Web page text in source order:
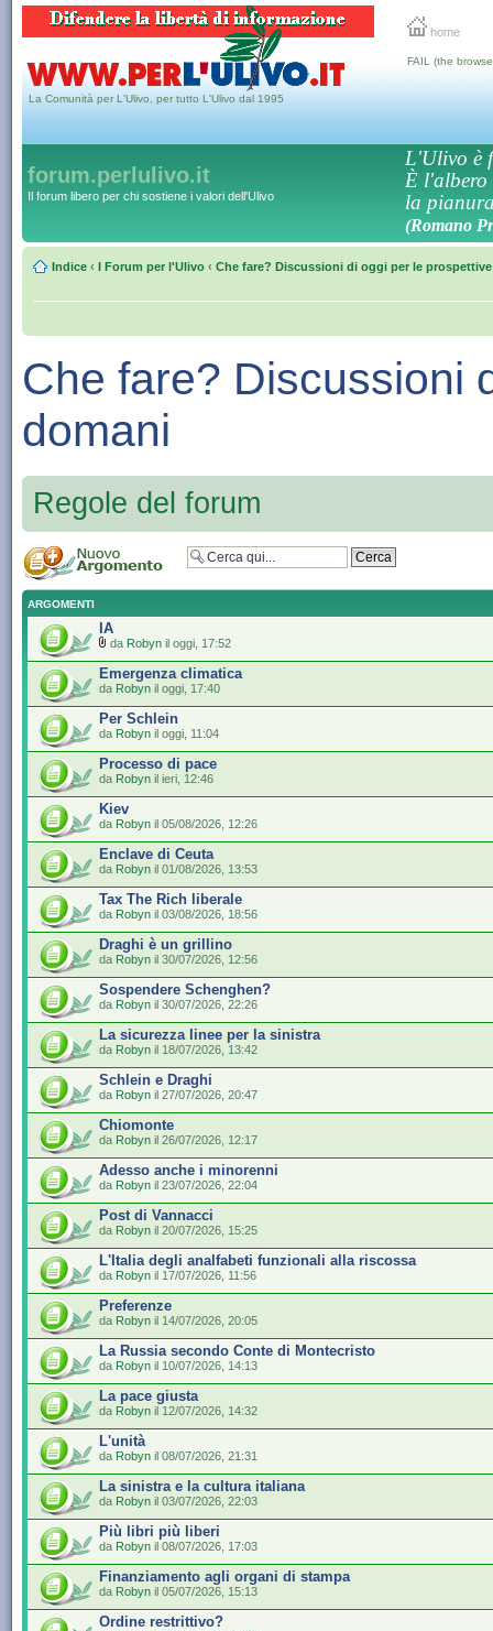
home
La Comunità per L'Ulivo, per tutto L'Ulivo dal 1995
FAIL (the
forum.perlulivo.it
Il forum libero per chi sostiene i valori dell'Ulivo
L'Ulivo è
È l'albero
la
(Romano
Indice ‹ I Forum per l'Ulivo ‹ Che fare? Discussioni di oggi per le
Che fare? Discussioni
domani
Regole del forum
ARGOMENTI
IA
da Robyn il oggi, 17:52
Emergenza climatica
da Robyn il oggi, 17:40
Per Schlein
da Robyn il oggi, 11:04
Processo di pace
da Robyn il ieri, 12:46
Kiev
da Robyn il 05/08/2026, 12:26
Enclave di Ceuta
da Robyn il 01/08/2026, 13:53
Tax The Rich liberale
da Robyn il 03/08/2026, 18:56
Draghi è un grillino
da Robyn il 30/07/2026, 12:56
Sospendere Schenghen?
da Robyn il 30/07/2026, 22:26
La sicurezza linee per la sinistra
da Robyn il 18/07/2026, 13:42
Schlein e Draghi
da Robyn il 27/07/2026, 20:47
Chiomonte
da Robyn il 26/07/2026, 12:17
Adesso anche i minorenni
da Robyn il 23/07/2026, 22:04
Post di Vannacci
da Robyn il 20/07/2026, 15:25
L'Italia degli analfabeti funzionali alla riscossa
da Robyn il 17/07/2026, 11:56
Preferenze
da Robyn il 14/07/2026, 20:05
La Russia secondo Conte di Montecristo
da Robyn il 10/07/2026, 14:13
La pace giusta
da Robyn il 12/07/2026, 14:32
L'unità
da Robyn il 08/07/2026, 21:31
La sinistra e la cultura italiana
da Robyn il 03/07/2026, 22:03
Più libri più liberi
da Robyn il 08/07/2026, 17:03
Finanziamento agli organi di stampa
da Robyn il 05/07/2026, 15:13
Ordine restrittivo?